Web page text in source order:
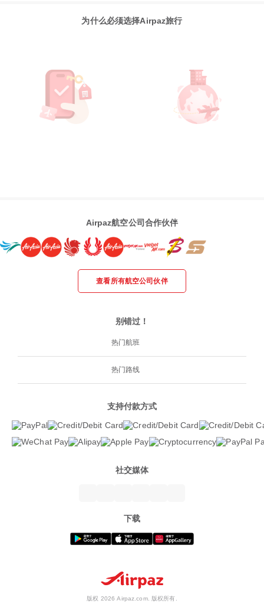
为什么必须选择Airpaz旅行
Airpaz航空公司合作伙伴
查看所有航空公司伙伴
别错过！
热门航班
热门路线
支持付款方式
社交媒体
下载
版权 2026 Airpaz.com. 版权所有.